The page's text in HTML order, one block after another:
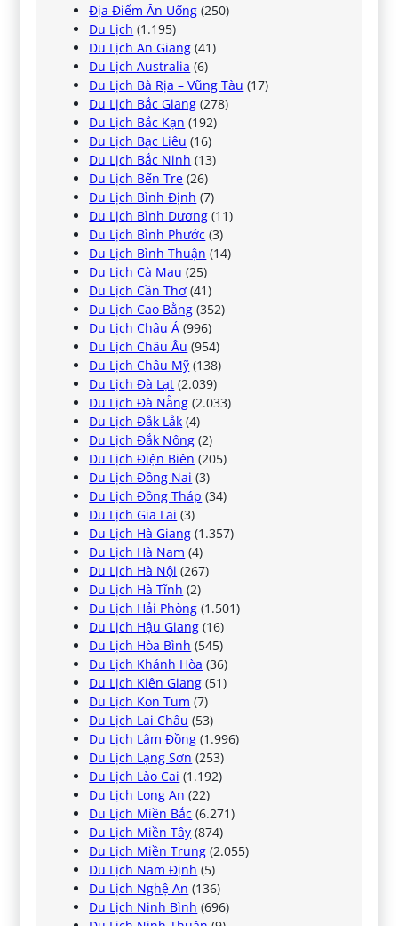
Địa Điểm Ăn Uống (250)
Du Lịch (1.195)
Du Lịch An Giang (41)
Du Lịch Australia (6)
Du Lịch Bà Rịa – Vũng Tàu (17)
Du Lịch Bắc Giang (278)
Du Lịch Bắc Kạn (192)
Du Lịch Bạc Liêu (16)
Du Lịch Bắc Ninh (13)
Du Lịch Bến Tre (26)
Du Lịch Bình Định (7)
Du Lịch Bình Dương (11)
Du Lịch Bình Phước (3)
Du Lịch Bình Thuận (14)
Du Lịch Cà Mau (25)
Du Lịch Cần Thơ (41)
Du Lịch Cao Bằng (352)
Du Lịch Châu Á (996)
Du Lịch Châu Âu (954)
Du Lịch Châu Mỹ (138)
Du Lịch Đà Lạt (2.039)
Du Lịch Đà Nẵng (2.033)
Du Lịch Đắk Lắk (4)
Du Lịch Đắk Nông (2)
Du Lịch Điện Biên (205)
Du Lịch Đồng Nai (3)
Du Lịch Đồng Tháp (34)
Du Lịch Gia Lai (3)
Du Lịch Hà Giang (1.357)
Du Lịch Hà Nam (4)
Du Lịch Hà Nội (267)
Du Lịch Hà Tĩnh (2)
Du Lịch Hải Phòng (1.501)
Du Lịch Hậu Giang (16)
Du Lịch Hòa Bình (545)
Du Lịch Khánh Hòa (36)
Du Lịch Kiên Giang (51)
Du Lịch Kon Tum (7)
Du Lịch Lai Châu (53)
Du Lịch Lâm Đồng (1.996)
Du Lịch Lạng Sơn (253)
Du Lịch Lào Cai (1.192)
Du Lịch Long An (22)
Du Lịch Miền Bắc (6.271)
Du Lịch Miền Tây (874)
Du Lịch Miền Trung (2.055)
Du Lịch Nam Định (5)
Du Lịch Nghệ An (136)
Du Lịch Ninh Bình (696)